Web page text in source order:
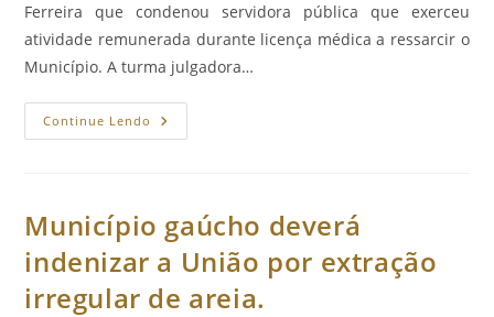
Ferreira que condenou servidora pública que exerceu
atividade remunerada durante licença médica a ressarcir o
Município. A turma julgadora…
Continue Lendo Servidora
Ressarcirá
Remunerada
Durante
Licença
Médica.
Município gaúcho deverá
indenizar a União por extração
irregular de areia.